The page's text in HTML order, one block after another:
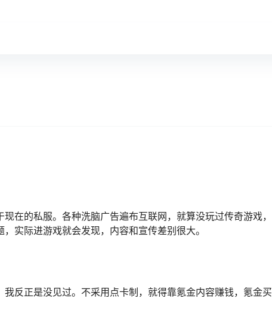
在的私服。各种洗脑广告遍布互联网，就算没玩过传奇游戏，
实际进游戏就会发现，内容和宣传差别很大。
反正是没见过。不采用点卡制，就得靠氪金内容赚钱，氪金买